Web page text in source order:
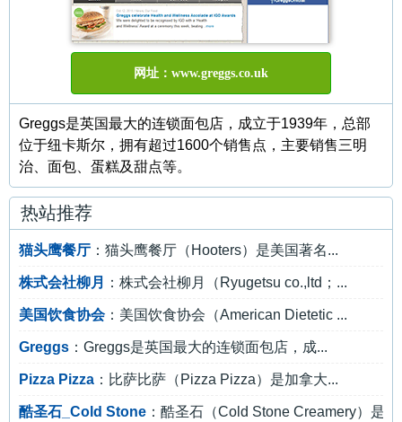
网址：www.greggs.co.uk
Greggs是英国最大的连锁面包店，成立于1939年，总部
位于纽卡斯尔，拥有超过1600个销售点，主要销售三明
治、面包、蛋糕及甜点等。
热站推荐
猫头鹰餐厅 ：猫头鹰餐厅（Hooters）是美国著名...
株式会社柳月 ：株式会社柳月（Ryugetsu co.,ltd；...
美国饮食协会：美国饮食协会（American Dietetic ...
Greggs ：Greggs是英国最大的连锁面包店，成...
Pizza Pizza ：比萨比萨（Pizza Pizza）是加拿大...
酷圣石_Cold Stone ：酷圣石（Cold Stone Creamery）是...